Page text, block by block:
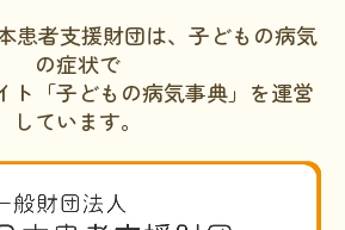
患者支援財団は、子どもの病気
の症状で
ト「子どもの病気事典」を運営
しています。